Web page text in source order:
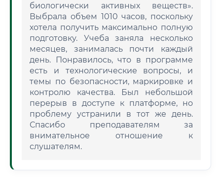
биологически активных веществ».
Выбрала объем 1010 часов, поскольку
хотела получить максимально полную
подготовку. Учеба заняла несколько
месяцев, занималась почти каждый
день. Понравилось, что в программе
есть и технологические вопросы, и
темы по безопасности, маркировке и
контролю качества. Был небольшой
перерыв в доступе к платформе, но
проблему устранили в тот же день.
Спасибо преподавателям за
внимательное отношение к
слушателям.